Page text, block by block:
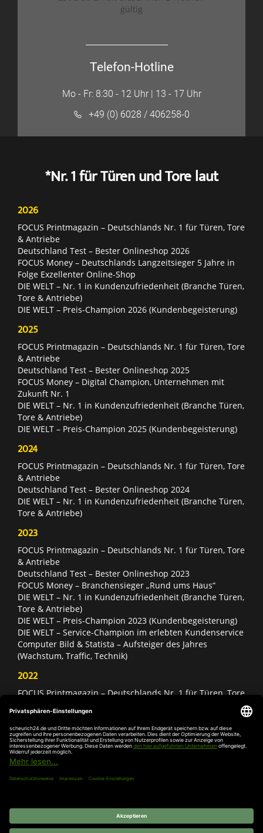
gültig
Telefon-Hotline
Mo - Fr: 8:30 - 12 Uhr | 13 - 17 Uhr
+49 (0) 6028 / 406258-0
*Nr. 1 für Türen und Tore laut
2026
FOCUS Printmagazin – Deutschlands Nr. 1 für Türen, Tore
& Antriebe
Deutschland Test – Bester Onlineshop 2026
FOCUS Money – Deutschlands Langzeitsieger 5 Jahre in
Folge Exzellenter Online-Shop
DIE WELT – Nr. 1 in Kundenzufriedenheit (Branche Türen,
Tore & Antriebe)
DIE WELT – Preis-Champion 2026 (Kundenbegeisterung)
2025
FOCUS Printmagazin – Deutschlands Nr. 1 für Türen, Tore
& Antriebe
Deutschland Test – Bester Onlineshop 2025
FOCUS Money – Digital Champion, Unternehmen mit
Zukunft Nr. 1
DIE WELT – Nr. 1 in Kundenzufriedenheit (Branche Türen,
Tore & Antriebe)
DIE WELT – Preis-Champion 2025 (Kundenbegeisterung)
2024
FOCUS Printmagazin – Deutschlands Nr. 1 für Türen, Tore
& Antriebe
Deutschland Test – Bester Onlineshop 2024
DIE WELT – Nr. 1 in Kundenzufriedenheit (Branche Türen,
Tore & Antriebe)
2023
FOCUS Printmagazin – Deutschlands Nr. 1 für Türen, Tore
& Antriebe
Deutschland Test – Bester Onlineshop 2023
FOCUS Money – Branchensieger „Rund ums Haus“
DIE WELT – Nr. 1 in Kundenzufriedenheit (Branche Türen,
Tore & Antriebe)
DIE WELT – Preis-Champion 2023 (Kundenbegeisterung)
DIE WELT – Service-Champion im erlebten Kundenservice
Computer Bild & Statista – Aufsteiger des Jahres
(Wachstum, Traffic, Technik)
2022
FOCUS Printmagazin – Deutschlands Nr. 1 für Türen, Tore
Deutschland Test – Bester Onlineshop 2022
FOCUS Money – Branchensieger „Rund ums Haus“
DIE WELT – Service-Champion im erlebten Kundenservice
DIE WELT – Branchengewinner Gold-Rang (Türen, Tore &
Antriebe)